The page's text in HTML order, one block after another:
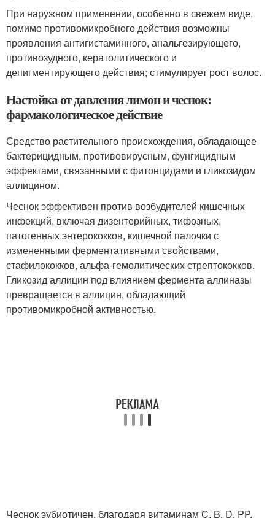
При наружном применении, особенно в свежем виде,
помимо противомикробного действия возможны
проявления антигистаминного, анальгезирующего,
противозудного, кератолитического и
депигментирующего действия; стимулирует рост волос.
Настойка от давления лимон и чеснок:
фармакологическое действие
Средство растительного происхождения, обладающее
бактерицидным, противовирусным, фунгицидным
эффектами, связанными с фитонцидами и гликозидом
аллицином.
Чеснок эффективен против возбудителей кишечных
инфекций, включая дизентерийных, тифозных,
патогенных энтерококков, кишечной палочки с
измененными ферментативными свойствами,
стафилококков, альфа-гемолитических стрептококков.
Гликозид аллицин под влиянием фермента аллиназы
превращается в аллицин, обладающий
противомикробной активностью.
Чеснок эубиотичен, благодаря витаминам C, B, D, PP,